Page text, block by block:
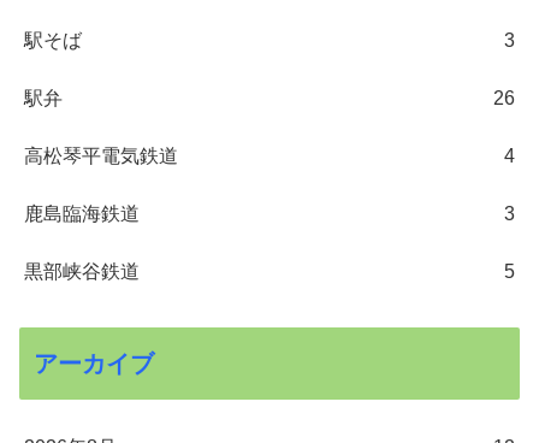
駅そば 3
駅弁 26
高松琴平電気鉄道 4
鹿島臨海鉄道 3
黒部峡谷鉄道 5
アーカイブ